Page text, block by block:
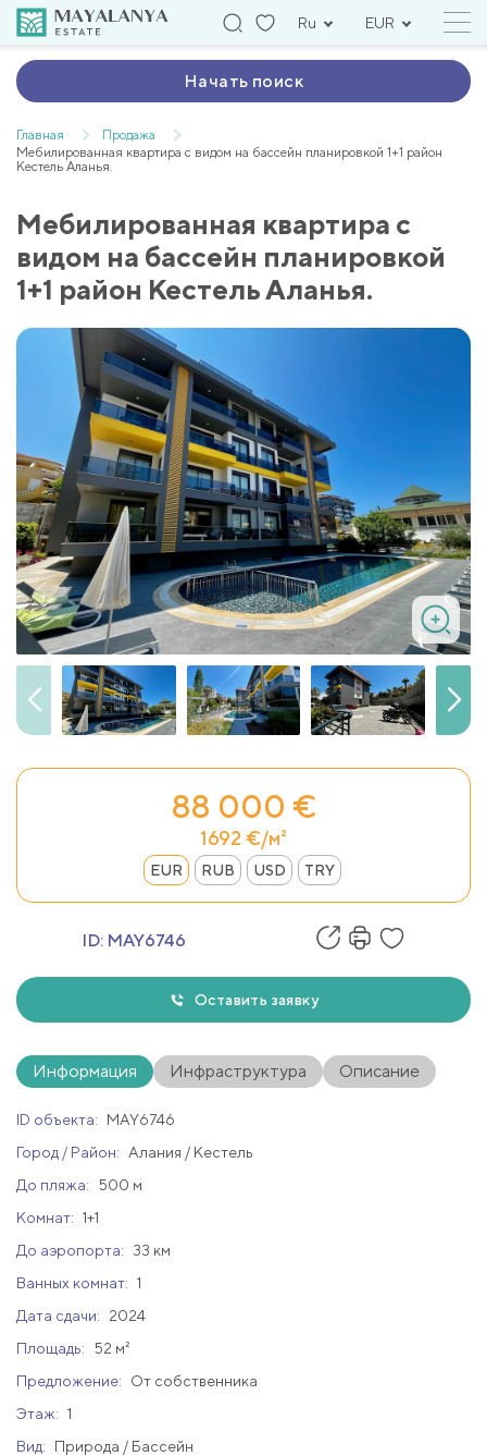
Ru EUR
Начать поиск
Главная
Продажа
Мебилированная квартира c видом на бассейн планировкой 1+1 район
Кестель Аланья.
Мебилированная квартира c
видом на бассейн планировкой
1+1 район Кестель Аланья.
88 000 €
1692 €/м²
EUR RUB USD TRY
ID: MAY6746
Оставить заявку
Информация Инфраструктура Описание
ID объекта:
MAY6746
Город / Район:
Алания / Кестель
До пляжа:
500 м
Комнат: 1+1
До аэропорта:
33 км
Ванных комнат: 1
Дата сдачи:
2024
Площадь:
52 м²
Предложение:
От собственника
Этаж: 1
Вид:
Природа / Бассейн